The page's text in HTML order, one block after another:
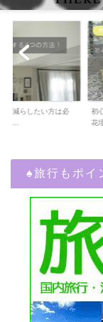
も減らしたい方は必
ら...
初
花
♠︎旅行もポイ